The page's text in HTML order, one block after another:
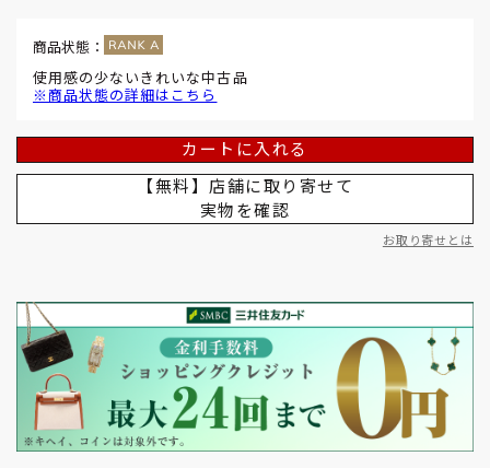
商品状態：
使用感の少ないきれいな中古品
※商品状態の詳細はこちら
カートに入れる
【無料】店舗に取り寄せて
実物を確認
お取り寄せとは